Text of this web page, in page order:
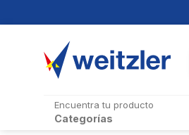
Encuentra tu producto
Categorías